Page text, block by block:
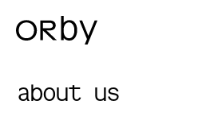
about us